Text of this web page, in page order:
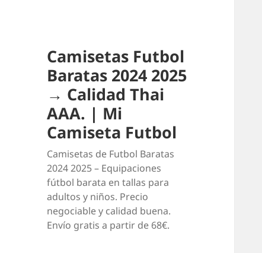
Camisetas Futbol
Baratas 2024 2025
→ Calidad Thai
AAA. | Mi
Camiseta Futbol
Camisetas de Futbol Baratas
2024 2025 – Equipaciones
fútbol barata en tallas para
adultos y niños. Precio
negociable y calidad buena.
Envío gratis a partir de 68€.